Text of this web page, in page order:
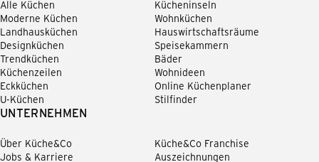
Alle Küchen
Moderne Küchen
Landhausküchen
Designküchen
Trendküchen
Küchenzeilen
Eckküchen
U-Küchen
Kücheninseln
Wohnküchen
Hauswirtschaftsräume
Speisekammern
Bäder
Wohnideen
Online Küchenplaner
Stilfinder
UNTERNEHMEN
Über Küche&Co
Jobs & Karriere
Küche&Co Franchise
Auszeichnungen